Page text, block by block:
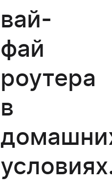
вай-
фай
роутера
в